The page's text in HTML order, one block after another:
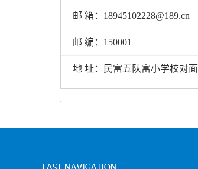
邮 箱：18945102228@189.cn
邮 编：150001
地 址：民富五队富小学校对面